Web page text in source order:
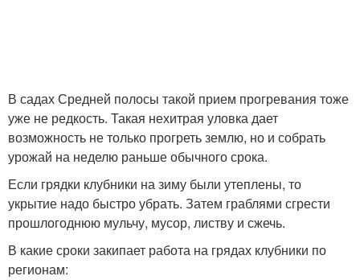
В садах Средней полосы такой прием прогревания тоже
уже не редкость. Такая нехитрая уловка дает
возможность не только прогреть землю, но и собрать
урожай на неделю раньше обычного срока.
Если грядки клубники на зиму были утеплены, то
укрытие надо быстро убрать. Затем граблями сгрести
прошлогоднюю мульчу, мусор, листву и сжечь.
В какие сроки закипает работа на грядах клубники по
регионам: